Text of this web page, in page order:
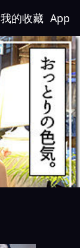
我的收藏 App